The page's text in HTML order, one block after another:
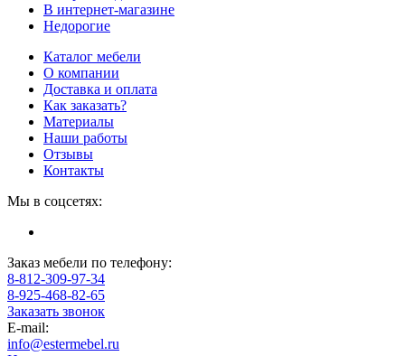
В интернет-магазине
Недорогие
Каталог мебели
О компании
Доставка и оплата
Как заказать?
Материалы
Наши работы
Отзывы
Контакты
Мы в соцсетях:
Заказ мебели по телефону:
8-812-309-97-34
8-925-468-82-65
Заказать звонок
E-mail:
info@estermebel.ru